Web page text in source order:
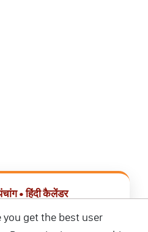
• हिंदी कैलेंडर
और राशिफल एक ही ऐप में देखें।
you get the best user